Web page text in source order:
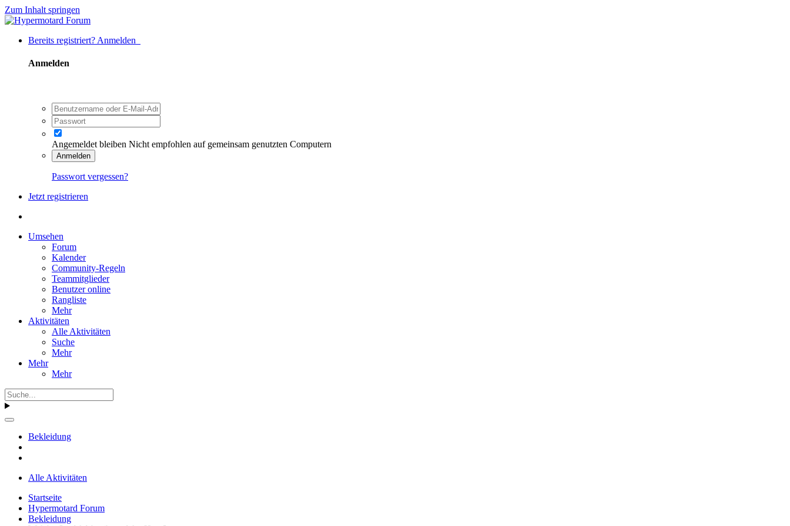
Zum Inhalt springen
Bereits registriert? Anmelden
Anmelden
Angemeldet bleiben Nicht empfohlen auf gemeinsam genutzten Computern
Anmelden
Passwort vergessen?
Jetzt registrieren
Umsehen
Forum
Kalender
Community-Regeln
Teammitglieder
Benutzer online
Rangliste
Mehr
Aktivitäten
Alle Aktivitäten
Suche
Mehr
Mehr
Mehr
Bekleidung
Alle Aktivitäten
Startseite
Hypermotard Forum
Bekleidung